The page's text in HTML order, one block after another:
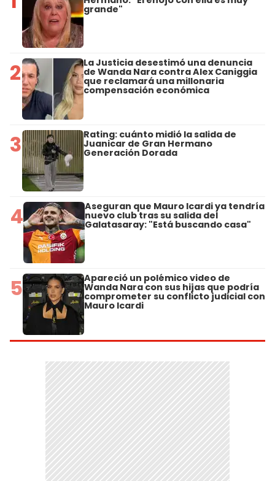
grande"
2 La Justicia desestimó una denuncia
de Wanda Nara contra Alex Caniggia
que reclamará una millonaria
compensación económica
3 Rating: cuánto midió la salida de
Juanicar de Gran Hermano
Generación Dorada
4 Aseguran que Mauro Icardi ya tendría
nuevo club tras su salida del
Galatasaray: "Está buscando casa"
5 Apareció un polémico video de
Wanda Nara con sus hijas que podría
comprometer su conflicto judicial con
Mauro Icardi